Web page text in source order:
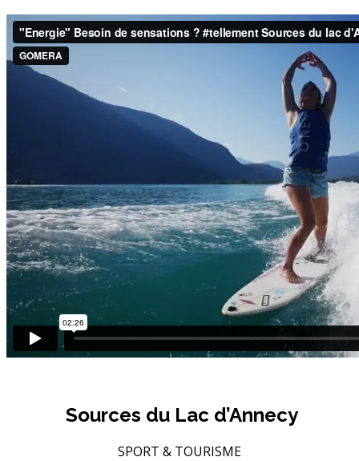
Sources du Lac d’Annecy
SPORT & TOURISME